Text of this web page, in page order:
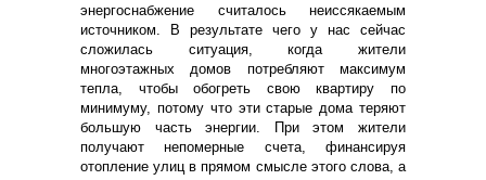
энергоснабжение считалось неиссякаемым
источником. В результате чего у нас сейчас
сложилась ситуация, когда жители
многоэтажных домов потребляют максимум
тепла, чтобы обогреть свою квартиру по
минимуму, потому что эти старые дома теряют
большую часть энергии. При этом жители
получают непомерные счета, финансируя
отопление улиц в прямом смысле этого слова, а